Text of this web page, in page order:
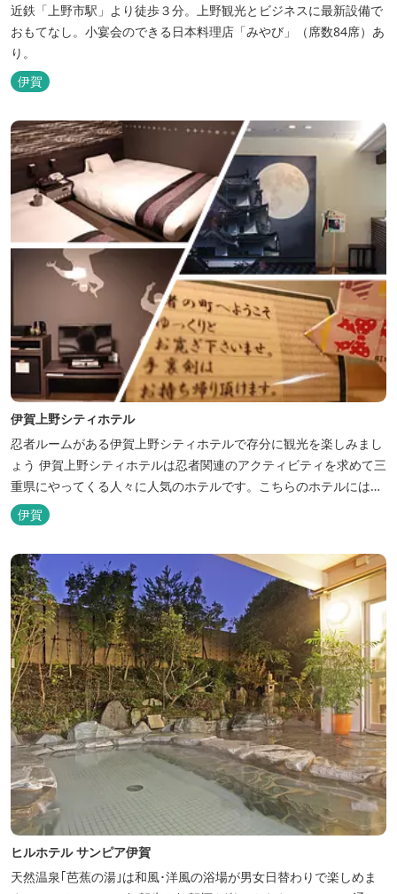
近鉄「上野市駅」より徒歩３分。上野観光とビジネスに最新設備で
おもてなし。小宴会のできる日本料理店「みやび」（席数84席）あ
り。
伊賀
伊賀上野シティホテル
忍者ルームがある伊賀上野シティホテルで存分に観光を楽しみまし
ょう 伊賀上野シティホテルは忍者関連のアクティビティを求めて三
重県にやってくる人々に人気のホテルです。こちらのホテルには、
忍者の内装が施された部屋がいくつかあります。壁紙からトイレッ
トペーパーに至るまで、忍者に関連したデザインモチーフがあしら
分の位置にあるこのホテ...
伊賀
ヒルホテル サンピア伊賀
天然温泉｢芭蕉の湯｣は和風･洋風の浴場が男女日替わりで楽しめま